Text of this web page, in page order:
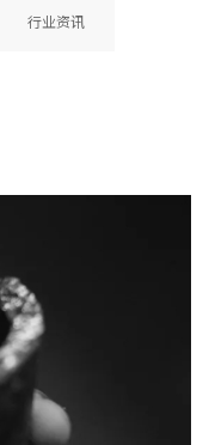
行业资讯